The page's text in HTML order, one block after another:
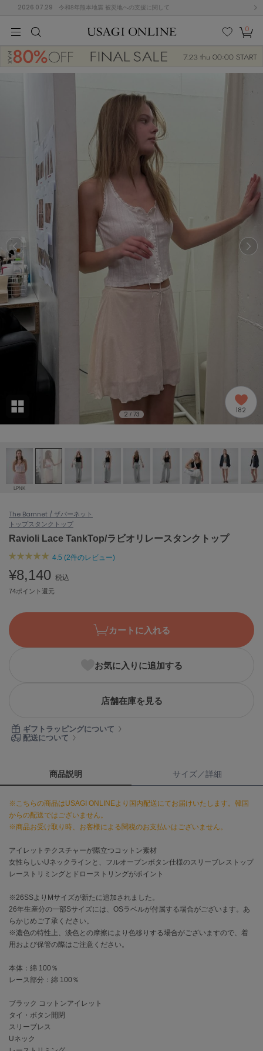
2026.07.29 令和8年熊本地震 被災地への支援に関して
に入
ト
0
ームウェア (611)
(121)
(1992)
/ランジェリー (127)
(124)
L
Q S U
X
その
他
ACYM
アシーム
adidas
アディダス
adidas by Stella McCartney
アディダス バイ ステラマッカートニー
ALLISON BROWN
Ame no chi Hare
アメノチハレ
アモマ
ánuans
アニュアンス
アンヌーク
ASICS
Ballelite
BANDOLIER
バンドリヤー
célon
セロン
Clarks Premium
クラークス
COLE HAAN
コール ハーン
CONVERSE
DANSKIN
ダンスキン
2 / 73 182
LPNK
The Barnnet / ザバーネット
トップスタンクトップ
Ravioli Lace TankTop/ラビオリレースタンクトップ
4.5 (2件のレビュー)
¥8,140 税込
74ポイント還元
カートに入れる
お気に入りに追加する
店舗在庫を見る
ギフトラッピングについて
配送について
商品説明 サイズ／詳細
※こちらの商品はUSAGI ONLINEより国内配送にてお届けいたします。韓国
からの配送ではございません。
※商品お受け取り時、お客様による関税のお支払いはございません。
アイレットテクスチャーが際立つコットン素材
女性らしいUネックラインと、フルオープンボタン仕様のスリーブレストップ
レーストリミングとドローストリングがポイント
※26SSよりMサイズが新たに追加されました。
26年生産分の一部Sサイズには、OSラベルが付属する場合がございます。あ
らかじめご了承ください。
※濃色の特性上、淡色との摩擦により色移りする場合がございますので、着
用および保管の際はご注意ください。
本体：綿 100％
レース部分：綿 100％
ブラック コットンアイレット
タイ・ボタン開閉
スリーブレス
Uネック